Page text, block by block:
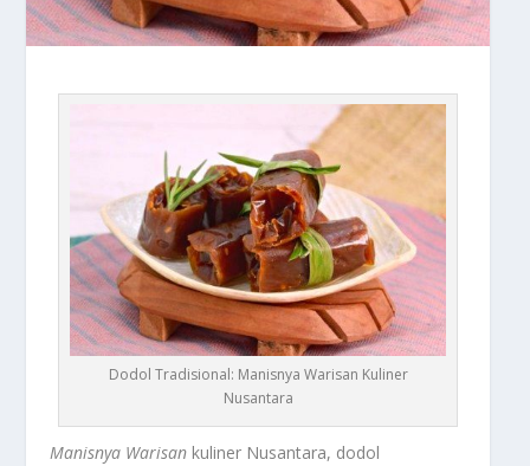
Dodol Tradisional: Manisnya Warisan Kuliner
Nusantara
Manisnya Warisan kuliner Nusantara, dodol